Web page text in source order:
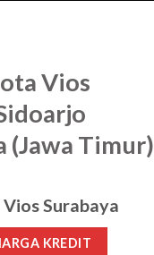
Vios
(Jawa Timur)
Surabaya
KREDIT